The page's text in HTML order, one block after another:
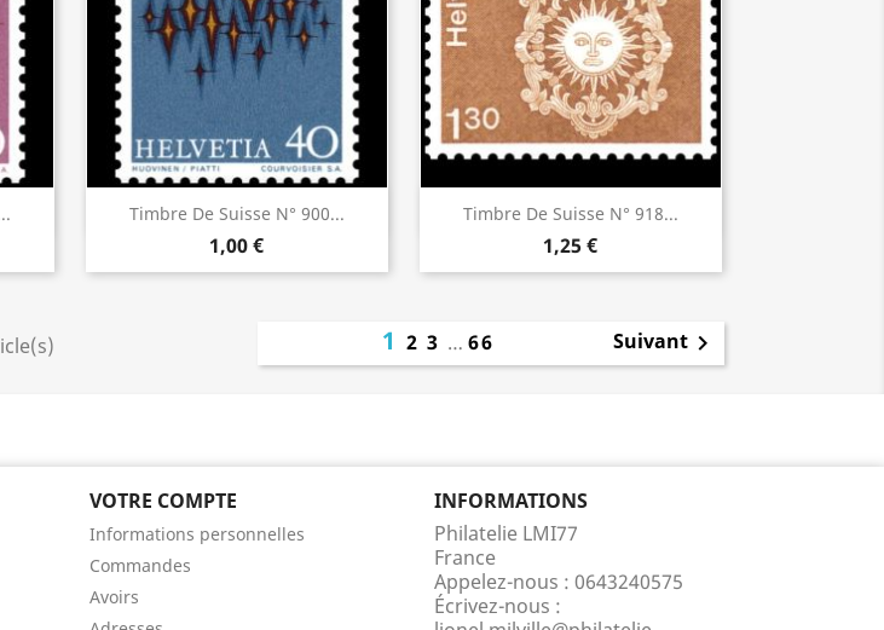
Timbre De Suisse N° 900...
1,00 €
Aperçu rapide Timbre De Suisse N° 918...
1,25 €
Aperçu rapide
123 … 66 Suivant
VOTRE COMPTE
Informations personnelles
Commandes
Avoirs
INFORMATIONS
Philatelie LMI77
France
Appelez-nous : 0643240575
Écrivez-nous :